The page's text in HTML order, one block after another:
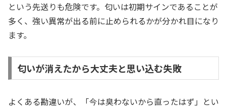
という先送りも危険です。匂いは初期サインであることが
多く、強い異常が出る前に止められるかが分かれ目になり
ます。
匂いが消えたから大丈夫と思い込む失敗
よくある勘違いが、「今は臭わないから直ったはず」とい